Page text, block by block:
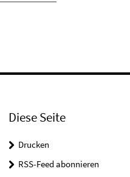
Diese Seite
Drucken
RSS-Feed abonnieren